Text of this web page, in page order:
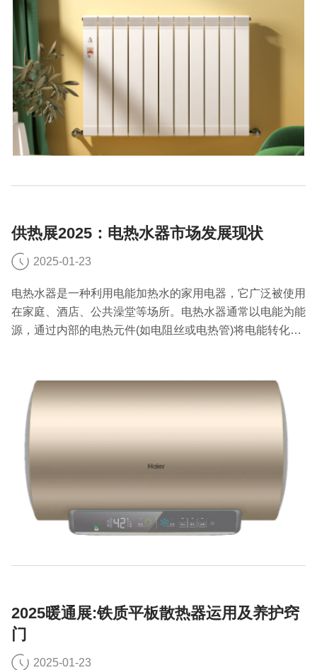
供热展2025：电热水器市场发展现状
2025-01-23
电热水器是一种利用电能加热水的家用电器，它广泛被使用
在家庭、酒店、公共澡堂等场所。电热水器通常以电能为能
源，通过内部的电热元件(如电阻丝或电热管)将电能转化为
2025暖通展:铁质平板散热器运用及养护窍
门
2025-01-23